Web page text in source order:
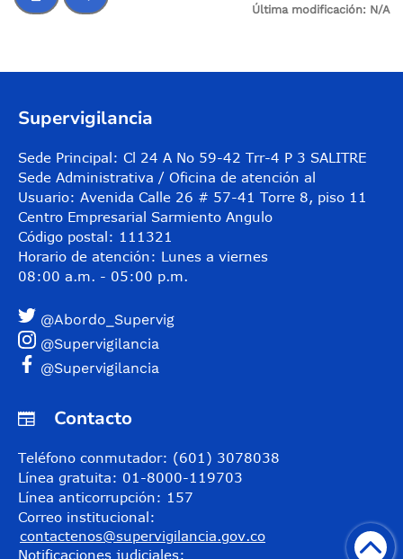
Última modificación: N/A
Supervigilancia
Sede Principal: Cl 24 A No 59-42 Trr-4 P 3 SALITRE
Sede Administrativa / Oficina de atención al
Usuario: Avenida Calle 26 # 57-41 Torre 8, piso 11
Centro Empresarial Sarmiento Angulo
Código postal: 111321
Horario de atención: Lunes a viernes
08:00 a.m. - 05:00 p.m.
@Abordo_Supervig
@Supervigilancia
@Supervigilancia
Contacto
Teléfono conmutador: (601) 3078038
Línea gratuita: 01-8000-119703
Línea anticorrupción: 157
Correo institucional:
contactenos@supervigilancia.gov.co
Notificaciones judiciales: